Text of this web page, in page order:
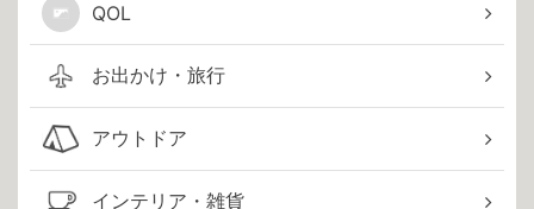
QOL
お出かけ・旅行
アウトドア
インテリア・雑貨